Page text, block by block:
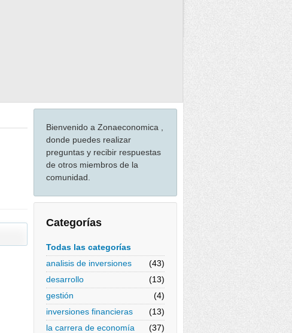
Bienvenido a Zonaeconomica ,
donde puedes realizar
preguntas y recibir respuestas
de otros miembros de la
comunidad.
Categorías
Todas las categorías
analisis de inversiones
(43)
desarrollo
(13)
gestión
(4)
inversiones financieras
(13)
la carrera de economía
(37)